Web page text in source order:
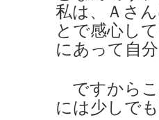
私は、Ａさ
とで感心し
にあって自
ですからこ
には少しで